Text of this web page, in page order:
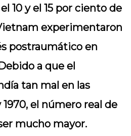
10 y el 15 por ciento de
experimentaron
postraumático en
a que el
tan mal en las
1970, el número real de
mucho mayor.